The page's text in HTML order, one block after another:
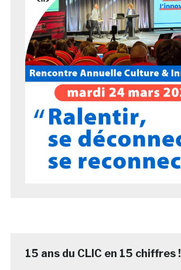
15 ans du CLIC en 15 chiffres !